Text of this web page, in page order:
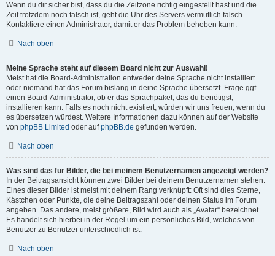
Wenn du dir sicher bist, dass du die Zeitzone richtig eingestellt hast und die
Zeit trotzdem noch falsch ist, geht die Uhr des Servers vermutlich falsch.
Kontaktiere einen Administrator, damit er das Problem beheben kann.
Nach oben
Meine Sprache steht auf diesem Board nicht zur Auswahl!
Meist hat die Board-Administration entweder deine Sprache nicht installiert
oder niemand hat das Forum bislang in deine Sprache übersetzt. Frage ggf.
einen Board-Administrator, ob er das Sprachpaket, das du benötigst,
installieren kann. Falls es noch nicht existiert, würden wir uns freuen, wenn du
es übersetzen würdest. Weitere Informationen dazu können auf der Website
von phpBB Limited oder aufphpBB.de gefunden werden.
Nach oben
Was sind das für Bilder, die bei meinem Benutzernamen angezeigt werden?
In der Beitragsansicht können zwei Bilder bei deinem Benutzernamen stehen.
Eines dieser Bilder ist meist mit deinem Rang verknüpft: Oft sind dies Sterne,
Kästchen oder Punkte, die deine Beitragszahl oder deinen Status im Forum
angeben. Das andere, meist größere, Bild wird auch als „Avatar“ bezeichnet.
Es handelt sich hierbei in der Regel um ein persönliches Bild, welches von
Benutzer zu Benutzer unterschiedlich ist.
Nach oben